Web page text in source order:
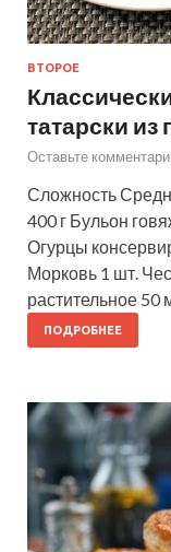
ВТОРОЕ
татарски из
Оставьте
Сложность
400 г Бульон
Огурцы
Морковь 1 шт.
растительное
ПОДРОБНЕЕ